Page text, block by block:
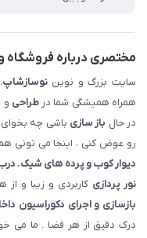
مختصری درباره فروشگاه
سایت بزرگ و نویننوسازشاپ
همراه همیشگی شما درطراحی و
در حال باز سازی باشی چه بخوای
رو عوض کنی ، اینجا می تونی
دیوار کوب و پرده های شیک.
نور پردازی کاربردی و زیبا و از
بازسازی و اجرای دکوراسیون
درک دقیق از هر فضا . ما می